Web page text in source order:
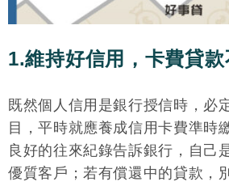
1.維持好信用，卡費貸
既然個人信用是銀行授信時，必
目，平時就應養成信用卡費準時
良好的往來紀錄告訴銀行，自己
優質客戶；若有償還中的貸款，